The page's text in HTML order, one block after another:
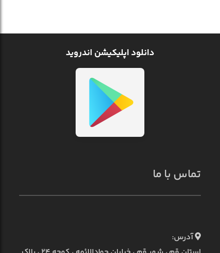
دانلود اپلیکیشن اندروید
تماس با ما
آدرس: